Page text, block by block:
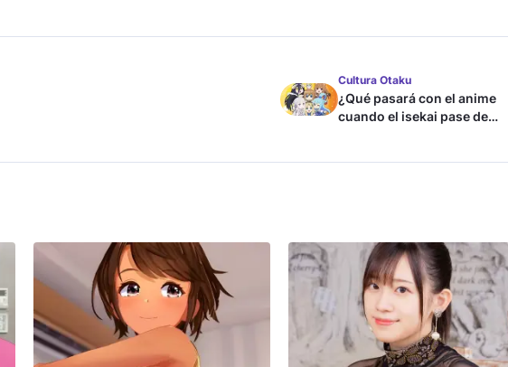
Cultura Otaku
¿Qué pasará con el anime
cuando el isekai pase de